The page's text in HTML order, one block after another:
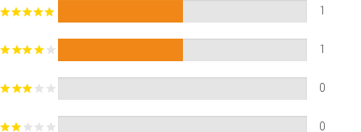
1
1
0
0